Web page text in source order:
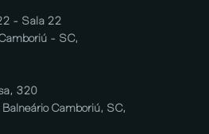
- Sala 22
- SC,
320
Camboriú, SC,